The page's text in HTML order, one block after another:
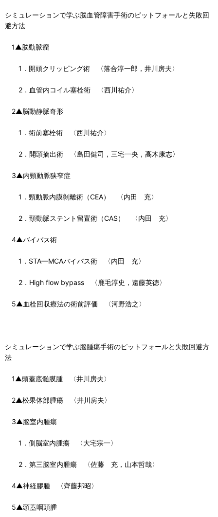
シミュレーションで学ぶ脳血管障害手術のピットフォールと失敗回
避方法
1▲脳動脈瘤
1．開頭クリッピング術 〈落合淳一郎，井川房夫〉
2．血管内コイル塞栓術 〈西川祐介〉
2▲脳動静脈奇形
1．術前塞栓術 〈西川祐介〉
2．開頭摘出術 〈島田健司，三宅一央，高木康志〉
3▲内頸動脈狭窄症
1．頸動脈内膜剝離術（CEA） 〈内田 充〉
2．頸動脈ステント留置術（CAS） 〈内田 充〉
4▲バイパス術
1．STA—MCAバイパス術 〈内田 充〉
2．High flow bypass 〈鹿毛淳史，遠藤英徳〉
5▲血栓回収療法の術前評価 〈河野浩之〉
シミュレーションで学ぶ脳腫瘍手術のピットフォールと失敗回避方
法
1▲頭蓋底髄膜腫 〈井川房夫〉
2▲松果体部腫瘍 〈井川房夫〉
3▲脳室内腫瘍
1．側脳室内腫瘍 〈大宅宗一〉
2．第三脳室内腫瘍 〈佐藤 充，山本哲哉〉
4▲神経膠腫 〈齊藤邦昭〉
5▲頭蓋咽頭腫